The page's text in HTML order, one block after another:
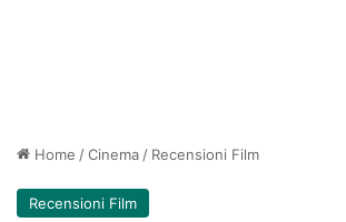
Home /Cinema / Recensioni Film
Recensioni Film